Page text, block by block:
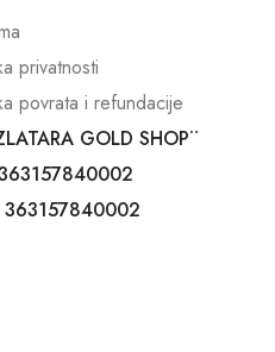
privatnosti
povrata i refundacije
GOLD SHOP¨
363157840002